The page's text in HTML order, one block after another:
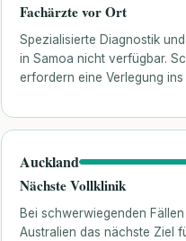
Fachärzte vor Ort
Spezialisierte Diagnostik
in Samoa nicht verfügbar.
erfordern eine Verlegung ins
Auckland
Nächste Vollklinik
Bei schwerwiegenden
Australien das nächste Ziel